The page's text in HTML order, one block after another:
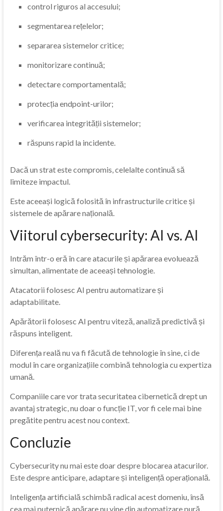
control riguros al accesului;
segmentarea rețelelor;
separarea sistemelor critice;
monitorizare continuă;
detectare comportamentală;
protecția endpoint-urilor;
verificarea integrității sistemelor;
răspuns rapid la incidente.
Dacă un strat este compromis, celelalte continuă să
limiteze impactul.
Este aceeași logică folosită în infrastructurile critice și
sistemele de apărare națională.
Viitorul cybersecurity: AI vs. AI
Intrăm într-o eră în care atacurile și apărarea evoluează
simultan, alimentate de aceeași tehnologie.
Atacatorii folosesc AI pentru automatizare și
adaptabilitate.
Apărătorii folosesc AI pentru viteză, analiză predictivă și
răspuns inteligent.
Diferența reală nu va fi făcută de tehnologie în sine, ci de
modul în care organizațiile combină tehnologia cu expertiza
umană.
Companiile care vor trata securitatea cibernetică drept un
avantaj strategic, nu doar o funcție IT, vor fi cele mai bine
pregătite pentru acest nou context.
Concluzie
Cybersecurity nu mai este doar despre blocarea atacurilor.
Este despre anticipare, adaptare și inteligență operațională.
Inteligența artificială schimbă radical acest domeniu, însă
cea mai puternică apărare nu vine din automatizare pură.